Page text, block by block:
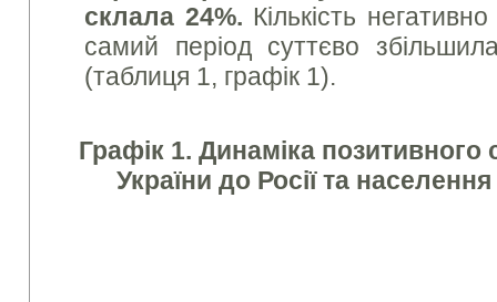
склала 24%. Кількість
самий період суттєво
(таблиця 1, графік 1).
Графік 1. Динаміка
України до Росії та населення